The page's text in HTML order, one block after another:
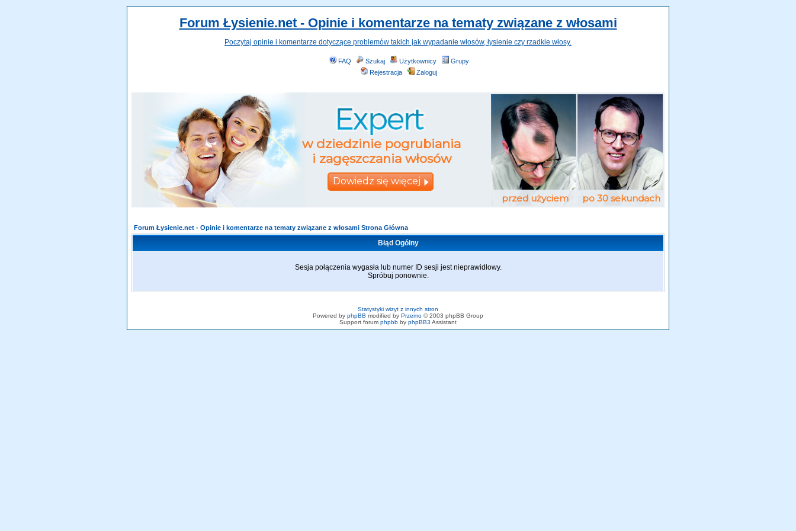
Forum Łysienie.net - Opinie i komentarze na tematy związane z włosami
Poczytaj opinie i komentarze dotyczące problemów takich jak wypadanie włosów, łysienie czy rzadkie włosy.
FAQ Szukaj Użytkownicy
Grupy
Rejestracja
Zaloguj
Forum Łysienie.net - Opinie i komentarze na tematy związane z włosami Strona Główna
Błąd Ogólny
Sesja połączenia wygasła lub numer ID sesji jest nieprawidłowy.
Spróbuj ponownie.
Statystyki wizyt z innych stron
Powered by phpBB modified by Przemo © 2003 phpBB Group
Support forum phpbb by phpBB3 Assistant